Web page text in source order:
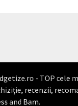
- TOP cele
recenzii,
and Bam.